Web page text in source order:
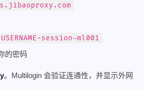
USERNAME-session-ml001
的密码
。Multilogin 会验证连通性，并显示外网